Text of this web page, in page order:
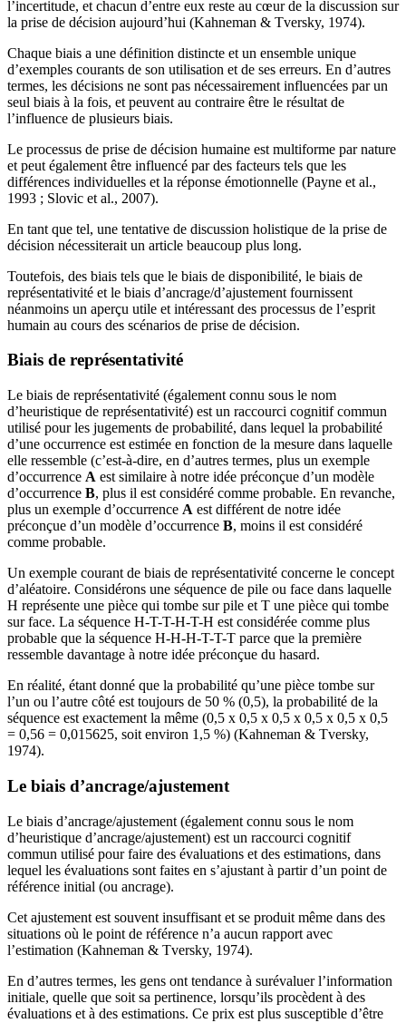
l’incertitude, et chacun d’entre eux reste au cœur de la discussion sur
la prise de décision aujourd’hui (Kahneman & Tversky, 1974).
Chaque biais a une définition distincte et un ensemble unique
d’exemples courants de son utilisation et de ses erreurs. En d’autres
termes, les décisions ne sont pas nécessairement influencées par un
seul biais à la fois, et peuvent au contraire être le résultat de
l’influence de plusieurs biais.
Le processus de prise de décision humaine est multiforme par nature
et peut également être influencé par des facteurs tels que les
différences individuelles et la réponse émotionnelle (Payne et al.,
1993 ; Slovic et al., 2007).
En tant que tel, une tentative de discussion holistique de la prise de
décision nécessiterait un article beaucoup plus long.
Toutefois, des biais tels que le biais de disponibilité, le biais de
représentativité et le biais d’ancrage/d’ajustement fournissent
néanmoins un aperçu utile et intéressant des processus de l’esprit
humain au cours des scénarios de prise de décision.
Biais de représentativité
Le biais de représentativité (également connu sous le nom
d’heuristique de représentativité) est un raccourci cognitif commun
utilisé pour les jugements de probabilité, dans lequel la probabilité
d’une occurrence est estimée en fonction de la mesure dans laquelle
elle ressemble (c’est-à-dire, en d’autres termes, plus un exemple
d’occurrence A est similaire à notre idée préconçue d’un modèle
d’occurrence B, plus il est considéré comme probable. En revanche,
plus un exemple d’occurrence A est différent de notre idée
préconçue d’un modèle d’occurrence B, moins il est considéré
comme probable.
Un exemple courant de biais de représentativité concerne le concept
d’aléatoire. Considérons une séquence de pile ou face dans laquelle
H représente une pièce qui tombe sur pile et T une pièce qui tombe
sur face. La séquence H-T-T-H-T-H est considérée comme plus
probable que la séquence H-H-H-T-T-T parce que la première
ressemble davantage à notre idée préconçue du hasard.
En réalité, étant donné que la probabilité qu’une pièce tombe sur
l’un ou l’autre côté est toujours de 50 % (0,5), la probabilité de la
séquence est exactement la même (0,5 x 0,5 x 0,5 x 0,5 x 0,5 x 0,5
= 0,56 = 0,015625, soit environ 1,5 %) (Kahneman & Tversky,
1974).
Le biais d’ancrage/ajustement
Le biais d’ancrage/ajustement (également connu sous le nom
d’heuristique d’ancrage/ajustement) est un raccourci cognitif
commun utilisé pour faire des évaluations et des estimations, dans
lequel les évaluations sont faites en s’ajustant à partir d’un point de
référence initial (ou ancrage).
Cet ajustement est souvent insuffisant et se produit même dans des
situations où le point de référence n’a aucun rapport avec
l’estimation (Kahneman & Tversky, 1974).
En d’autres termes, les gens ont tendance à surévaluer l’information
initiale, quelle que soit sa pertinence, lorsqu’ils procèdent à des
évaluations et à des estimations. Ce prix est plus susceptible d’être